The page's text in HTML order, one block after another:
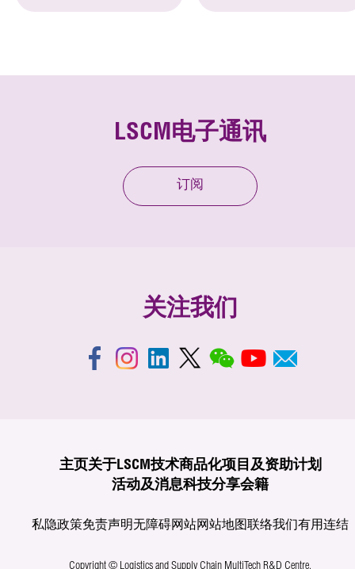
LSCM电子通讯
订阅
关注我们
主页关于LSCM技术商品化项目及资助计划
活动及消息科技分享会籍
私隐政策免责声明无障碍网站网站地图联络我们有用连结
Copyright © Logistics and Supply Chain MultiTech R&D Centre.